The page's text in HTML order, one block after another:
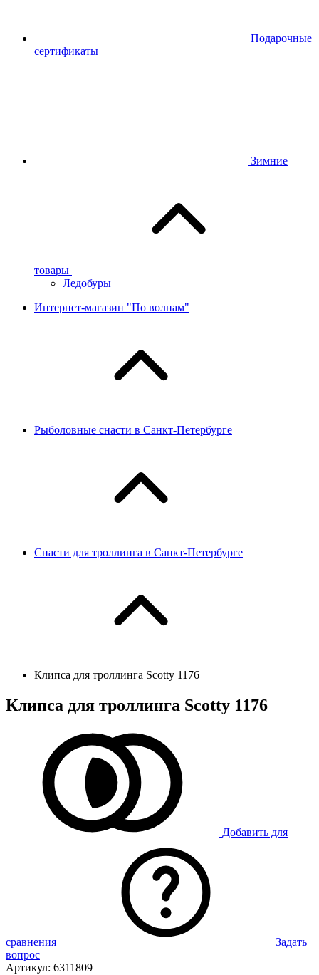
Подарочные
сертификаты
Зимние
товары
Ледобуры
Интернет-магазин "По волнам"
Рыболовные снасти в Санкт-Петербурге
Снасти для троллинга в Санкт-Петербурге
Клипса для троллинга Scotty 1176
Клипса для троллинга Scotty 1176
Добавить для
сравнения
Задать
вопрос
Артикул: 6311809